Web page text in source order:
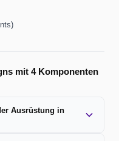
mit 4 Komponenten
Ausrüstung in